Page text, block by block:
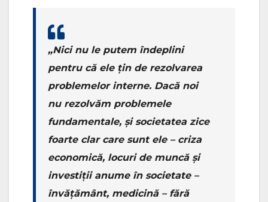
„Nici nu le putem îndeplini
pentru că ele țin de rezolvarea
problemelor interne. Dacă noi
nu rezolvăm problemele
fundamentale, și societatea zice
foarte clar care sunt ele – criza
economică, locuri de muncă și
investiții anume în societate –
învățământ, medicină – fără